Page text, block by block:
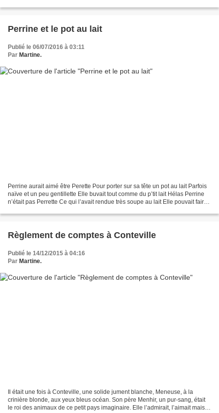
Perrine et le pot au lait
Publié le 06/07/2016 à 03:11
Par Martine.
Perrine aurait aimé être Perette Pour porter sur sa tête un pot au lait Parfois
naïve et un peu gentillette Elle buvait tout comme du p’tit lait Hélas Perrine
n’était pas Perrette Ce qui l’avait rendue très soupe au lait Elle pouvait faire
Règlement de comptes à Conteville
Publié le 14/12/2015 à 04:16
Par Martine.
Il était une fois à Conteville, une solide jument blanche, Meneuse, à la
crinière blonde, aux yeux bleus océan. Son père Menhir, un pur-sang, était
le roi des animaux de ce petit pays imaginaire. Elle l’admirait, l’aimait mais le